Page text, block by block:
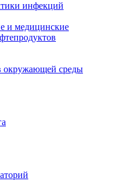
инфекций
и медицинские
окружающей среды